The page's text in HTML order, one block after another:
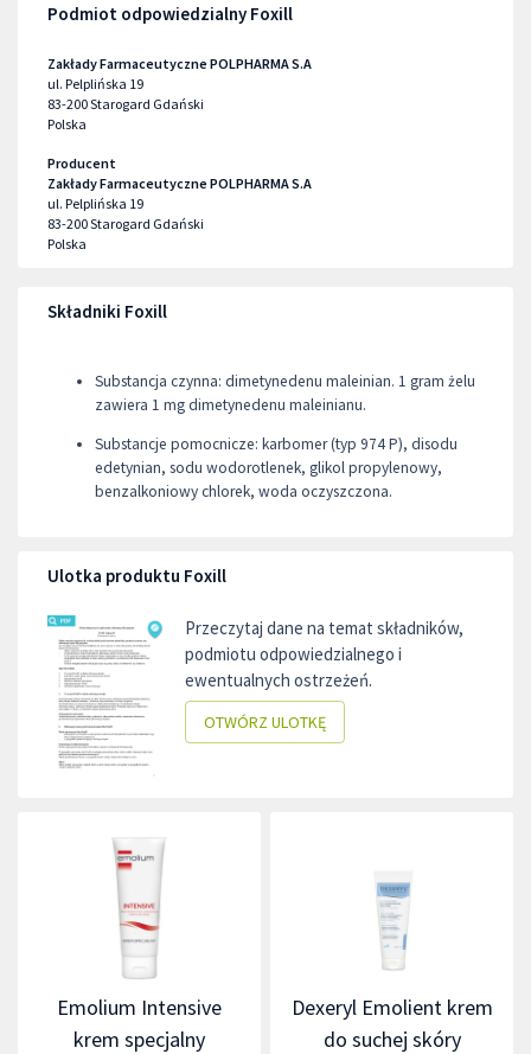
Podmiot odpowiedzialny Foxill
Zakłady Farmaceutyczne POLPHARMA S.A
ul. Pelplińska 19
83-200Starogard Gdański
Polska
Producent
Zakłady Farmaceutyczne POLPHARMA S.A
ul. Pelplińska 19
83-200Starogard Gdański
Polska
Składniki Foxill
Substancja czynna: dimetynedenu maleinian. 1 gram żelu
zawiera 1 mg dimetynedenu maleinianu.
Substancje pomocnicze: karbomer (typ 974 P), disodu
edetynian, sodu wodorotlenek, glikol propylenowy,
benzalkoniowy chlorek, woda oczyszczona.
Ulotka produktu Foxill
Przeczytaj dane na temat składników,
podmiotu odpowiedzialnego i
ewentualnych ostrzeżeń.
OTWÓRZ ULOTKĘ
Emolium Intensive
krem specjalny
Dexeryl Emolient krem
do suchej skóry